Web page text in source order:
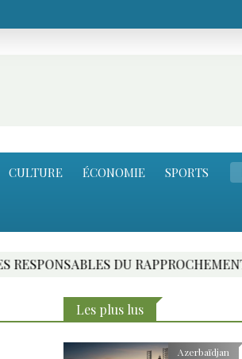
CULTURE ÉCONOMIE SPORTS
DU RAPPROCHEMENT ENTRE
Les plus lus
Azerbaïdjan